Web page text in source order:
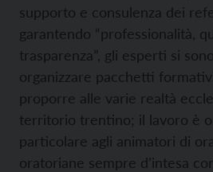
supporto e consulenza dei
garantendo “professionalità,
trasparenza”, gli esperti si
organizzare pacchetti
proporre alle varie realtà
territorio trentino; il lavoro è
particolare agli animatori di
oratoriane sempre d’intesa